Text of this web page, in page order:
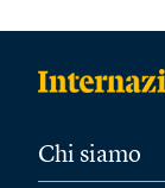
Chi siamo